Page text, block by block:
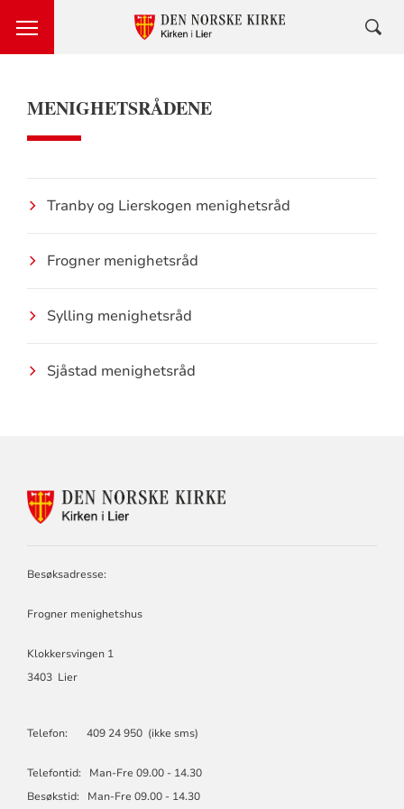
MENIGHETSRÅDENE
Tranby og Lierskogen menighetsråd
Frogner menighetsråd
Sylling menighetsråd
Sjåstad menighetsråd
KONTAKTINFORMASJON
Besøksadresse:
Frogner menighetshus
Klokkersvingen 1
3403 Lier
Telefon: 409 24 950 (ikke sms)
Telefontid: Man-Fre 09.00 - 14.30
Besøkstid: Man-Fre 09.00 - 14.30